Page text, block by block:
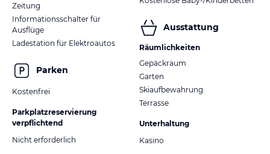
Zeitung
Informationsschalter für
Ausflüge
Ladestation für Elektroautos
Parken
Kostenfrei
Parkplatzreservierung
verpflichtend
Nicht erforderlich
Ausstattung
Räumlichkeiten
Gepäckraum
Garten
Skiaufbewahrung
Terrasse
Unterhaltung
Kasino